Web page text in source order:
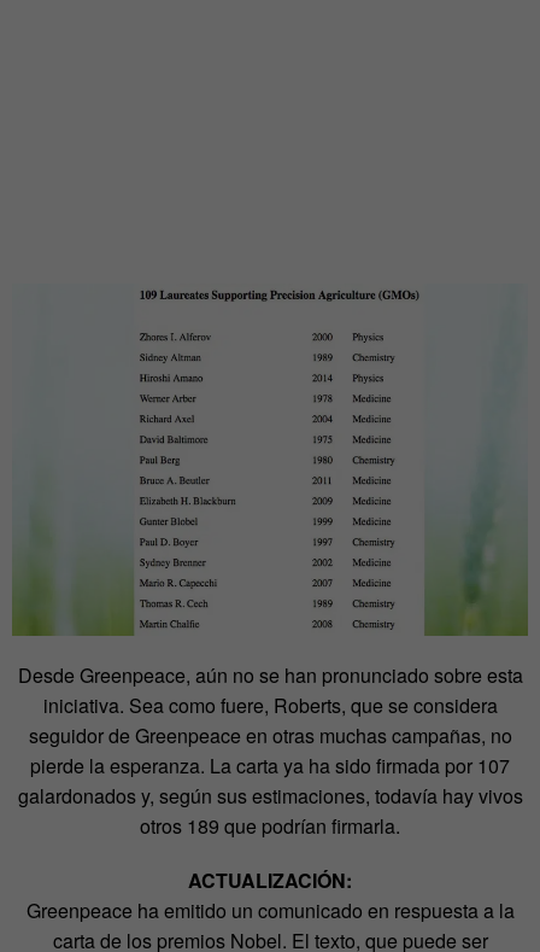
Desde Greenpeace, aún no se han pronunciado sobre esta
iniciativa. Sea como fuere, Roberts, que se considera
seguidor de Greenpeace en otras muchas campañas, no
pierde la esperanza. La carta ya ha sido firmada por 107
galardonados y, según sus estimaciones, todavía hay vivos
otros 189 que podrían firmarla.
ACTUALIZACIÓN:
Greenpeace ha emitido un comunicado en respuesta a la
carta de los premios Nobel. El texto, que puede ser